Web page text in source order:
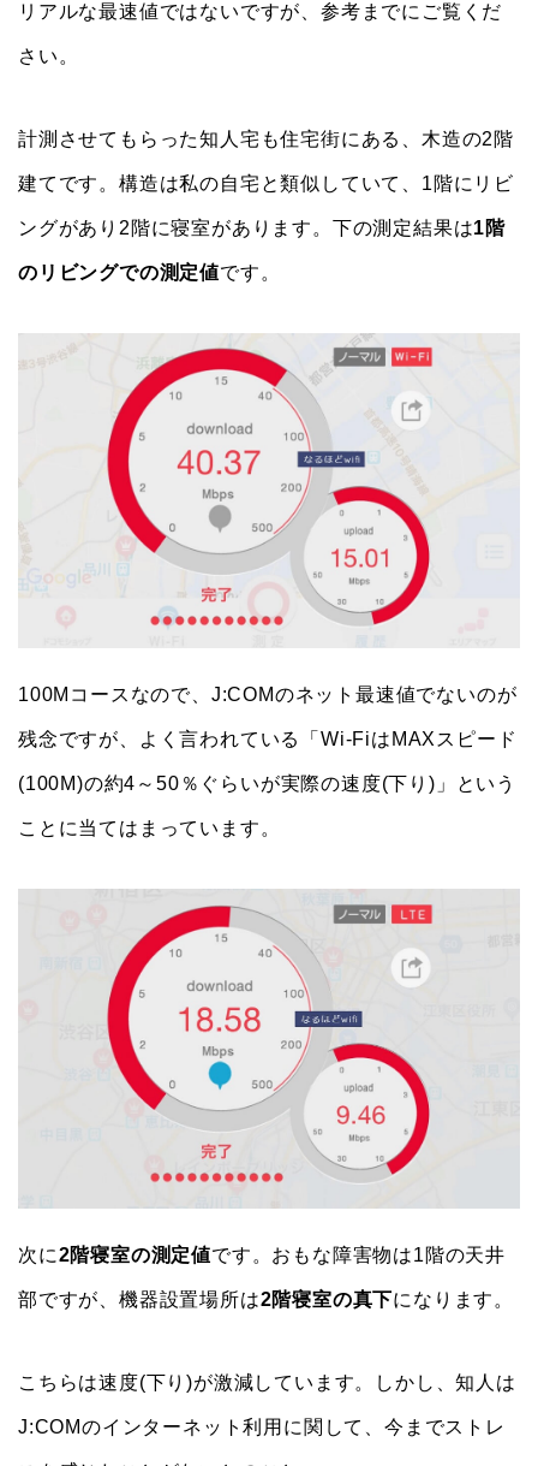
リアルな最速値ではないですが、参考までにご覧くだ
さい。
計測させてもらった知人宅も住宅街にある、木造の2階
建てです。構造は私の自宅と類似していて、1階にリビ
ングがあり2階に寝室があります。下の測定結果は1階
のリビングでの測定値です。
100Mコースなので、J:COMのネット最速値でないのが
残念ですが、よく言われている「Wi-FiはMAXスピード
(100M)の約4～50％ぐらいが実際の速度(下り)」という
ことに当てはまっています。
次に2階寝室の測定値です。おもな障害物は1階の天井
部ですが、機器設置場所は2階寝室の真下になります。
こちらは速度(下り)が激減しています。しかし、知人は
J:COMのインターネット利用に関して、今までストレ